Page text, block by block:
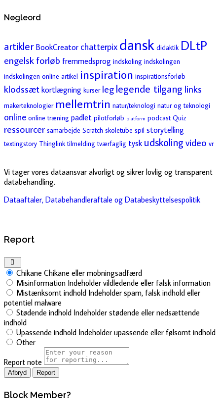
Nøgleord
artikler BookCreator chatterpix dansk didaktik DLtP
engelsk forløb fremmedsprog indskoling indskolingen
indskolingen online artikel inspiration inspirationsforløb
klodssætkortlægning kurser leg legende tilgang links
makerteknologier mellemtrin natur/teknologi natur og teknologi
online online træning padlet pilotforløb platform podcast Quiz
ressourcer samarbejde Scratch skoletube spil storytelling
textingstory Thinglink tilmelding tværfaglig tysk udskoling video vr
Vi tager vores dataansvar alvorligt og sikrer lovlig og transparent
databehandling.
Dataaftaler, Databehandleraftale og Databeskyttelsespolitik
Report
Chikane Chikane eller mobningsadfærd
Misinformation Indeholder vildledende eller falsk information
Mistænksomt indhold Indeholder spam, falsk indhold eller
potentiel malware
Stødende indhold Indeholder stødende eller nedsættende
indhold
Upassende indhold Indeholder upassende eller følsomt indhold
Other
Report note
Report
Block Member?